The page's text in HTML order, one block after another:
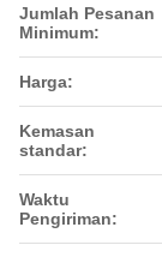
Jumlah Pesanan
Minimum:
Harga:
Kemasan
standar:
Waktu
Pengiriman: